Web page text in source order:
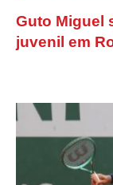
Guto Miguel
juvenil em